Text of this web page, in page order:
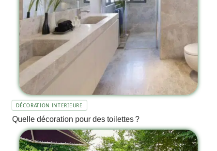
DÉCORATION INTERIEURE
Quelle décoration pour des toilettes ?